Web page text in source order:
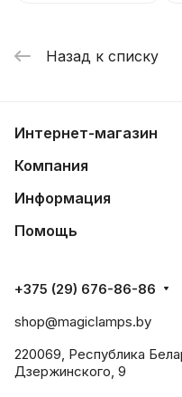
Назад к списку
Интернет-магазин
Компания
Информация
Помощь
+375 (29) 676-86-86
shop@magiclamps.by
220069, Республика
Дзержинского, 9